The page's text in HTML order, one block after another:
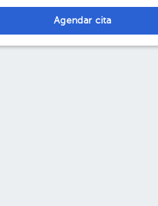
Agendar cita